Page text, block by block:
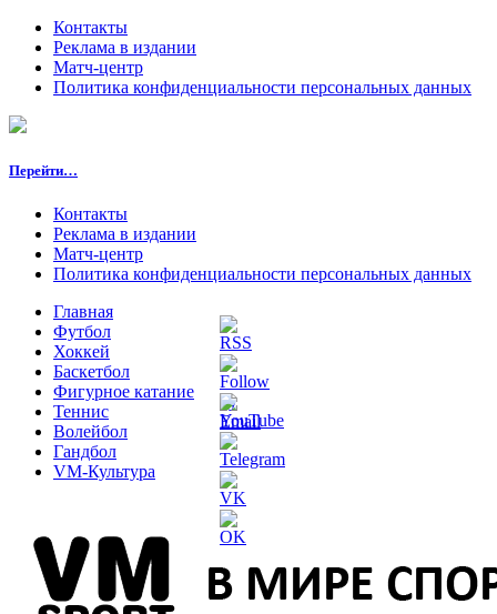
Контакты
Реклама в издании
Матч-центр
Политика конфиденциальности персональных данных
Перейти…
Контакты
Реклама в издании
Матч-центр
Политика конфиденциальности персональных данных
Главная
Футбол
Хоккей
Баскетбол
Фигурное катание
Теннис
Волейбол
Гандбол
VM-Культура